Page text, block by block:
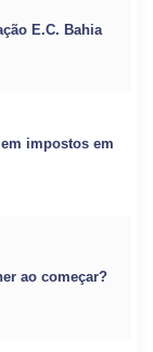
E.C. Bahia
impostos em
ao começar?